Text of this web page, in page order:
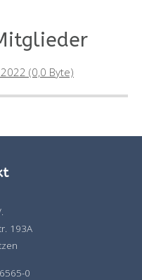
(0,0 Byte)
193A
0